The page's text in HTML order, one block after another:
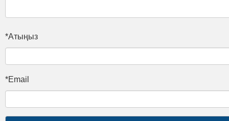
*Атыңыз
*Email